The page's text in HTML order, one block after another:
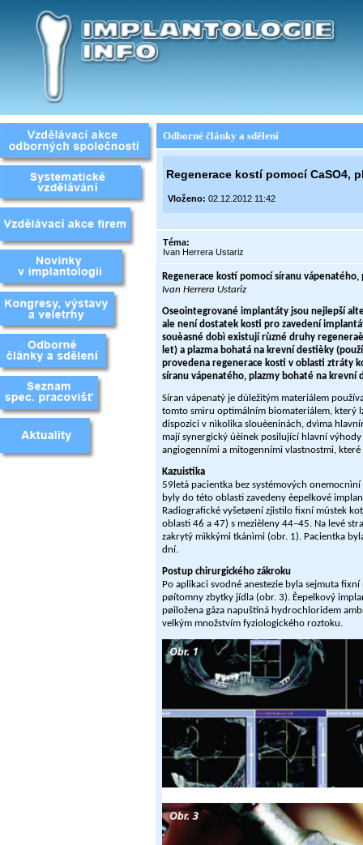
Odborné články a sdělení
Regenerace kostí pomocí CaSO4,
Vloženo: 02.12.2012 11:42
Téma:
Ivan Herrera Ustariz
Regenerace kostí pomocí síranu
Ivan Herrera Ustariz
Oseointegrované implantáty jsou nejlepší
ale není dostatek kosti pro zavedení
souèasné dobì existují rùzné druhy
let) a plazma bohatá na krevní destièky
provedena regenerace kosti v oblasti ztráty
síranu vápenatého, plazmy bohaté na
Síran vápenatý je dùležitým materiálem
tomto smìru optimálním biomateriálem, který
dispozici v nìkolika slouèeninách, dvìma
mají synergický úèinek posilující hlavní
angiogenními a mitogenními vlastnostmi,
Kazuistika
59letá pacientka bez systémových
byly do této oblasti zavedeny èepelkové
Radiografické vyšetøení zjistilo fixní mùstek
oblasti 46 a 47) s mezièleny 44–45. Na levé
zakrytý mìkkými tkánìmi (obr. 1). Pacientka
dní.
Postup chirurgického zákroku
Po aplikaci svodné anestezie byla sejmuta
pøítomny zbytky jídla (obr. 3). Èepelkový
pøiložena gáza napuštìná hydrochloridem
velkým množstvím fyziologického roztoku.